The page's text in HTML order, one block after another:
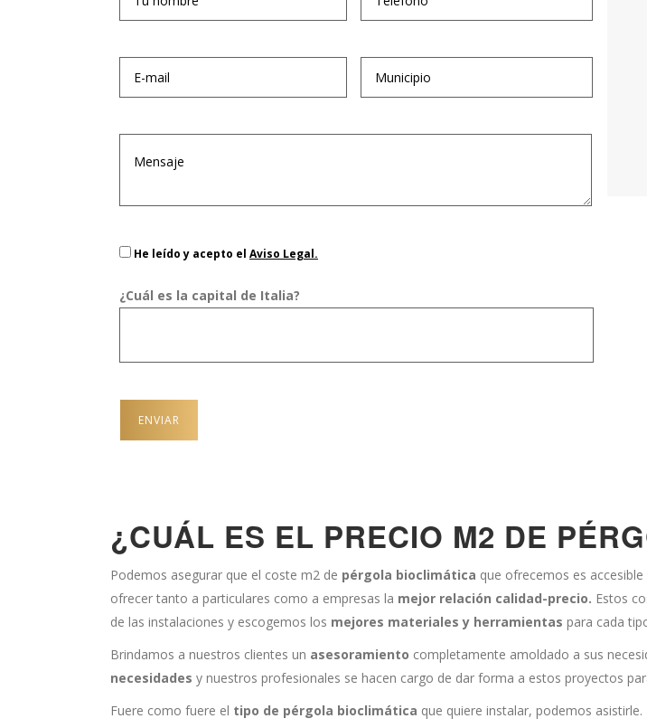
He leído y acepto el Aviso Legal.
¿Cuál es la capital de Italia?
¿CUÁL ES EL PRECIO M2 DE
Podemos asegurar que el coste m2 de pérgola bioclimática que ofrecemos es accesible
ofrecer tanto a particulares como a empresas la mejor relación calidad-precio. Estos
de las instalaciones y escogemos los mejores materiales y herramientas para cada
Brindamos a nuestros clientes un asesoramiento completamente amoldado a sus
necesidades y nuestros profesionales se hacen cargo de dar forma a estos proyectos
Fuere como fuere el tipo de pérgola bioclimática que quiere instalar, podemos